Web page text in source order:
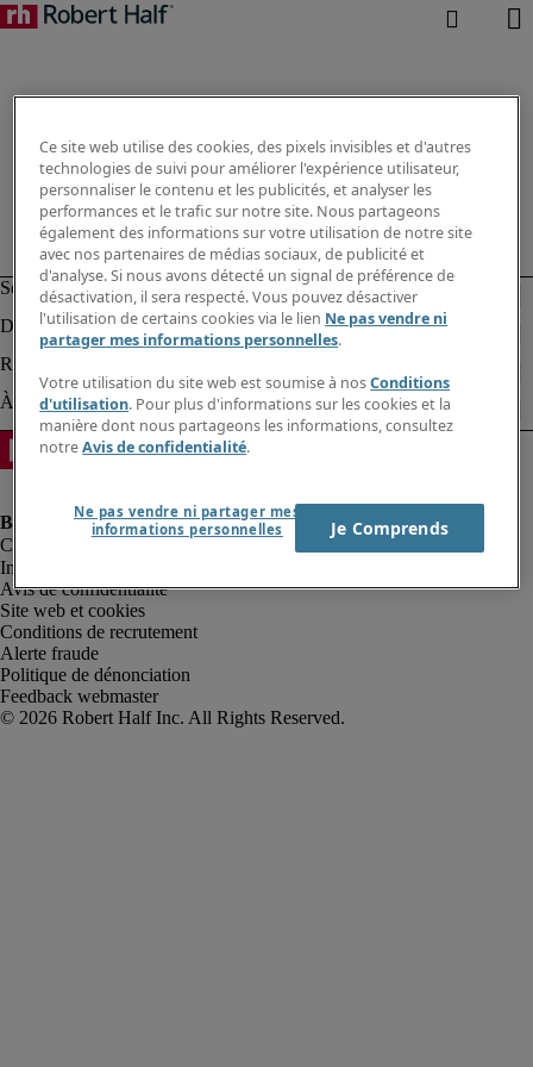
Informations sur la société
Avis de confidentialité
Site web et cookies
Conditions de recrutement
Alerte fraude
Politique de dénonciation
Feedback webmaster
Ce site web utilise des cookies, des pixels invisibles et d'autres
technologies de suivi pour améliorer l'expérience utilisateur,
personnaliser le contenu et les publicités, et analyser les
performances et le trafic sur notre site. Nous partageons
également des informations sur votre utilisation de notre site
avec nos partenaires de médias sociaux, de publicité et
d'analyse. Si nous avons détecté un signal de préférence de
désactivation, il sera respecté. Vous pouvez désactiver
l'utilisation de certains cookies via le lien Ne pas vendre ni
partager mes informations personnelles.
Votre utilisation du site web est soumise à nosConditions
d'utilisation. Pour plus d'informations sur les cookies et la
manière dont nous partageons les informations, consultez
notreAvis de confidentialité.
Ne pas vendre ni partager mes
informations personnelles
Je Comprends